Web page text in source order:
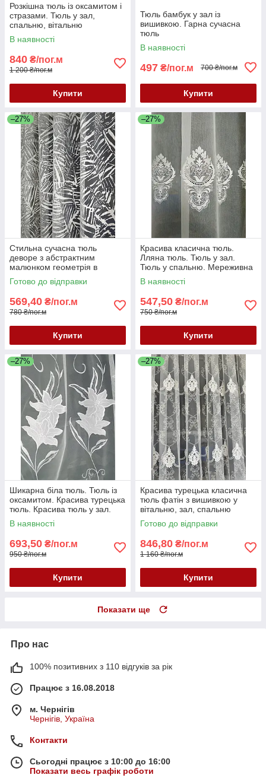
Розкішна тюль із оксамитом і
стразами. Тюль у зал,
спальню, вітальню
В наявності
840 ₴/пог.м
1 200 ₴/пог.м
Купити
Тюль бамбук у зал із
вишивкою. Гарна сучасна
тюль
В наявності
497 ₴/пог.м 700 ₴/пог.м
Купити
–27%
Стильна сучасна тюль
деворе з абстрактним
малюнком геометрія в
молочному кольорі
Готово до відправки
569,40 ₴/пог.м
780 ₴/пог.м
Купити
–27%
Красива класична тюль.
Лляна тюль. Тюль у зал.
Тюль у спальню. Мереживна
тюль. Тюль Туреччина.
В наявності
547,50 ₴/пог.м
750 ₴/пог.м
Купити
–27%
Шикарна біла тюль. Тюль із
оксамитом. Красива турецька
тюль. Красива тюль у зал.
Тюль у спальню
В наявності
693,50 ₴/пог.м
950 ₴/пог.м
Купити
–27%
Красива турецька класична
тюль фатін з вишивкою у
вітальню, зал, спальню
купити Україна
Готово до відправки
846,80 ₴/пог.м
1 160 ₴/пог.м
Купити
Показати ще
Про нас
100% позитивних з 110 відгуків за рік
Працює з 16.08.2018
м. Чернігів
Чернігів, Україна
Контакти
Сьогодні працює з 10:00 до 16:00
Показати весь графік роботи